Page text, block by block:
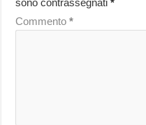
sono contrassegnati*
Commento*